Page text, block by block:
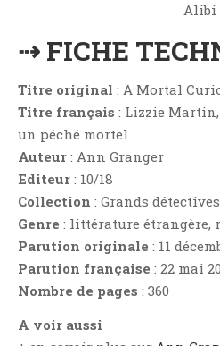
Bande Dessinée
Bibliothèque De A À Z
Bilan
Biographie Et Autobiographie
Biographie Fictionnelle
C'est Lundi, Que Lisez-Vous ?
Chick-Lit
Classique
Concours
Alibi
⇢ FICHE
Titre original : A Mortal
Titre français : Lizzie
un péché mortel
Auteur : Ann Granger
Editeur : 10/18
Collection : Grands détectives
Genre : littérature étrangère,
Parution originale : 11
Parution française : 22 mai
Nombre de pages : 360
A voir aussi